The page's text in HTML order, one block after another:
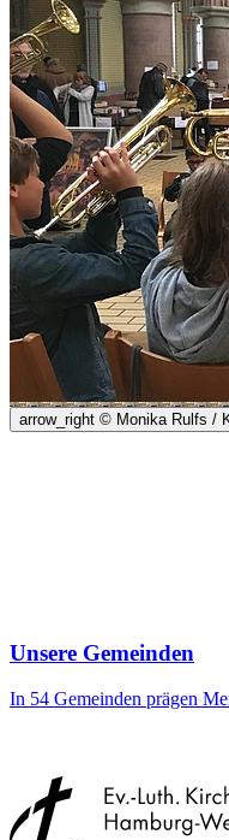
arrow_right © Monika Rulfs /
Unsere Gemeinden
In 54 Gemeinden prägen